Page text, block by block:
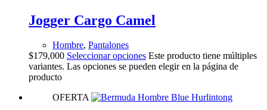
Jogger Cargo Camel
Hombre, Pantalones
$179,000 Seleccionar opciones Este producto tiene múltiples
variantes. Las opciones se pueden elegir en la página de
producto
OFERTA